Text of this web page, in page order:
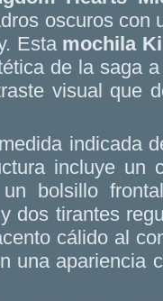
oscuros con
Esta mochila
de la saga
visual que
indicada
incluye un
bolsillo
dos tirantes
cálido al
una apariencia